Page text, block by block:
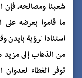
شعبنا ومصالحه، فإن
استنادا لرؤية بايدن
من الذهاب إلى
توفر الغطاء لعدوان